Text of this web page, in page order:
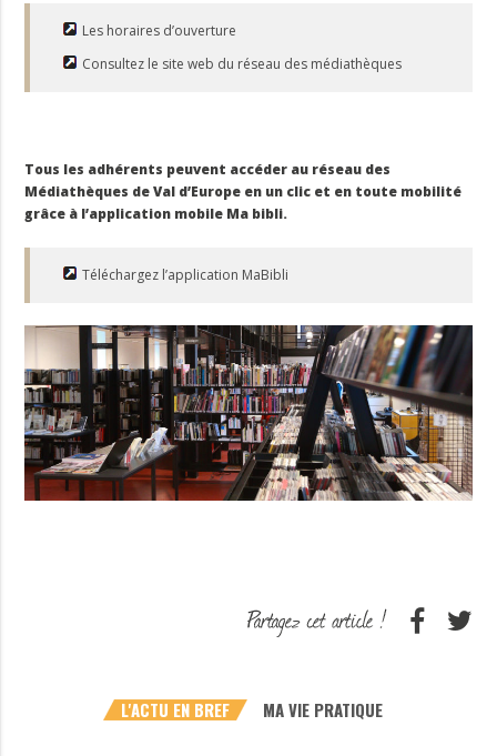
Les horaires d’ouverture
Consultez le site web du réseau des médiathèques
Tous les adhérents peuvent accéder au réseau des
Médiathèques de Val d’Europe en un clic et en toute mobilité
grâce à l’application mobile Ma bibli.
Téléchargez l’application MaBibli
L'ACTU EN BREF MA VIE PRATIQUE